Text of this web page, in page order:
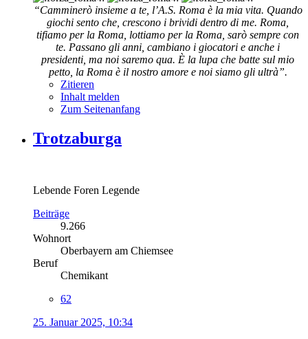
“Camminerò insieme a te, l’A.S. Roma è la mia vita. Quando
giochi sento che, crescono i brividi dentro di me. Roma,
tifiamo per la Roma, lottiamo per la Roma, sarò sempre con
te. Passano gli anni, cambiano i giocatori e anche i
presidenti, ma noi saremo qua. È la lupa che batte sul mio
petto, la Roma è il nostro amore e noi siamo gli ultrà”.
Zitieren
Inhalt melden
Zum Seitenanfang
Trotzaburga
Lebende Foren Legende
Beiträge
9.266
Wohnort
Oberbayern am Chiemsee
Beruf
Chemikant
62
25. Januar 2025, 10:34